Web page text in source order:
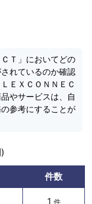
Ｔ」においてどの
れているのか確認
ＥＸＣＯＮＮＥＣ
やサービスは、自
参考にすることが
件数
1 件